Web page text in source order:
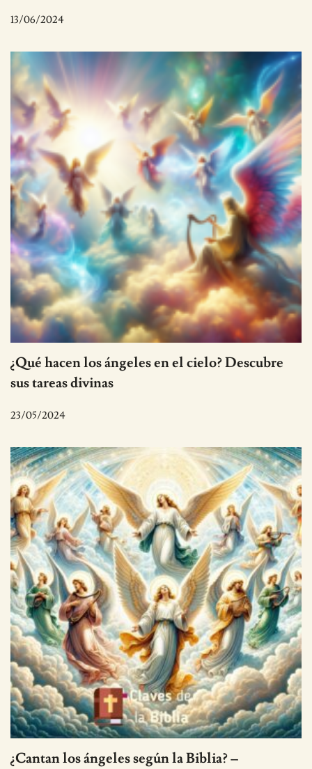
13/06/2024
¿Qué hacen los ángeles en el cielo? Descubre
sus tareas divinas
23/05/2024
¿Cantan los ángeles según la Biblia? –